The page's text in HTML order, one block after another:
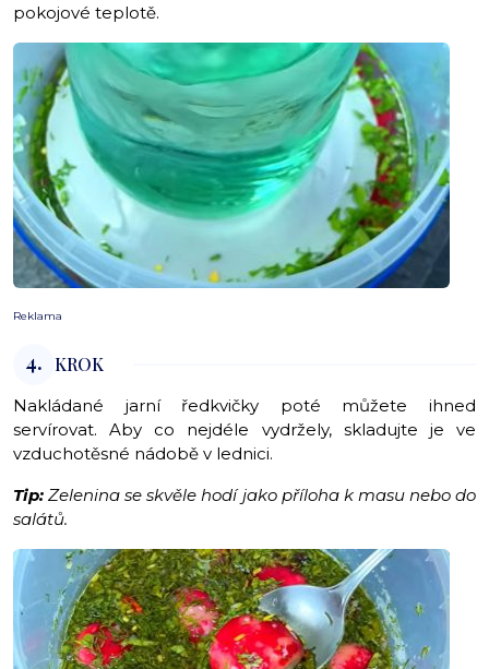
pokojové teplotě.
Reklama
4. KROK
Nakládané jarní ředkvičky poté můžete ihned
servírovat. Aby co nejdéle vydržely, skladujte je ve
vzduchotěsné nádobě v lednici.
Tip: Zelenina se skvěle hodí jako příloha k masu nebo do
salátů.